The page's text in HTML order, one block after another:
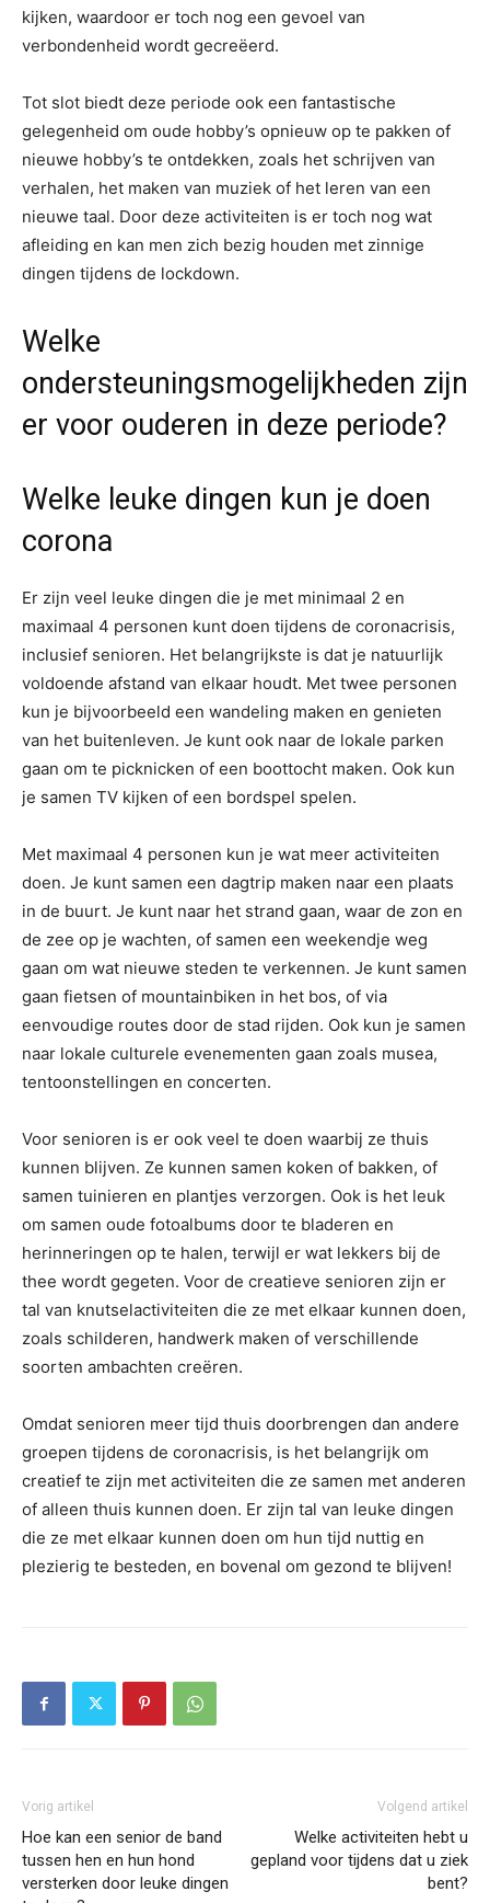
kijken, waardoor er toch nog een gevoel van
verbondenheid wordt gecreëerd.
Tot slot biedt deze periode ook een fantastische
gelegenheid om oude hobby’s opnieuw op te pakken of
nieuwe hobby’s te ontdekken, zoals het schrijven van
verhalen, het maken van muziek of het leren van een
nieuwe taal. Door deze activiteiten is er toch nog wat
afleiding en kan men zich bezig houden met zinnige
dingen tijdens de lockdown.
Welke
ondersteuningsmogelijkheden zijn
er voor ouderen in deze periode?
Welke leuke dingen kun je doen
corona
Er zijn veel leuke dingen die je met minimaal 2 en
maximaal 4 personen kunt doen tijdens de coronacrisis,
inclusief senioren. Het belangrijkste is dat je natuurlijk
voldoende afstand van elkaar houdt. Met twee personen
kun je bijvoorbeeld een wandeling maken en genieten
van het buitenleven. Je kunt ook naar de lokale parken
gaan om te picknicken of een boottocht maken. Ook kun
je samen TV kijken of een bordspel spelen.
Met maximaal 4 personen kun je wat meer activiteiten
doen. Je kunt samen een dagtrip maken naar een plaats
in de buurt. Je kunt naar het strand gaan, waar de zon en
de zee op je wachten, of samen een weekendje weg
gaan om wat nieuwe steden te verkennen. Je kunt samen
gaan fietsen of mountainbiken in het bos, of via
eenvoudige routes door de stad rijden. Ook kun je samen
naar lokale culturele evenementen gaan zoals musea,
tentoonstellingen en concerten.
Voor senioren is er ook veel te doen waarbij ze thuis
kunnen blijven. Ze kunnen samen koken of bakken, of
samen tuinieren en plantjes verzorgen. Ook is het leuk
om samen oude fotoalbums door te bladeren en
herinneringen op te halen, terwijl er wat lekkers bij de
thee wordt gegeten. Voor de creatieve senioren zijn er
tal van knutselactiviteiten die ze met elkaar kunnen doen,
zoals schilderen, handwerk maken of verschillende
soorten ambachten creëren.
Omdat senioren meer tijd thuis doorbrengen dan andere
groepen tijdens de coronacrisis, is het belangrijk om
creatief te zijn met activiteiten die ze samen met anderen
of alleen thuis kunnen doen. Er zijn tal van leuke dingen
die ze met elkaar kunnen doen om hun tijd nuttig en
plezierig te besteden, en bovenal om gezond te blijven!
Vorig artikel
Hoe kan een senior de band
tussen hen en hun hond
versterken door leuke dingen
Volgend artikel
Welke activiteiten hebt u
gepland voor tijdens dat u ziek
bent?